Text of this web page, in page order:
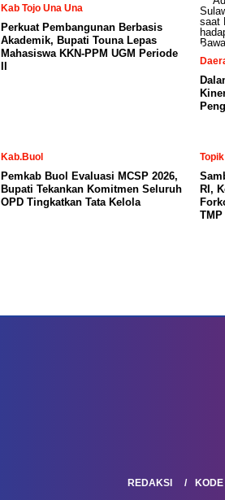
Kab Tojo Una Una
Perkuat Pembangunan Berbasis
Akademik, Bupati Touna Lepas
Mahasiswa KKN-PPM UGM Periode
Kab.Buol
Pemkab Buol Evaluasi MCSP 2026,
Bupati Tekankan Komitmen Seluruh
OPD Tingkatkan Tata Kelola
RI,
TMP
REDAKSI